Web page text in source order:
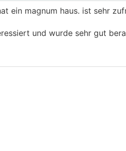
ein magnum haus. ist sehr
und wurde sehr gut